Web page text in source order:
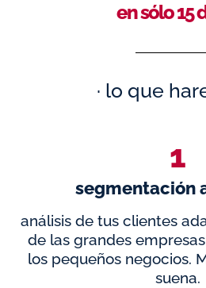
en sólo 15
· lo que
1
segmentación
análisis de tus clientes
de las grandes
los pequeños negocios.
suena.